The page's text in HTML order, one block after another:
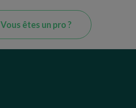
Vous êtes un pro ?